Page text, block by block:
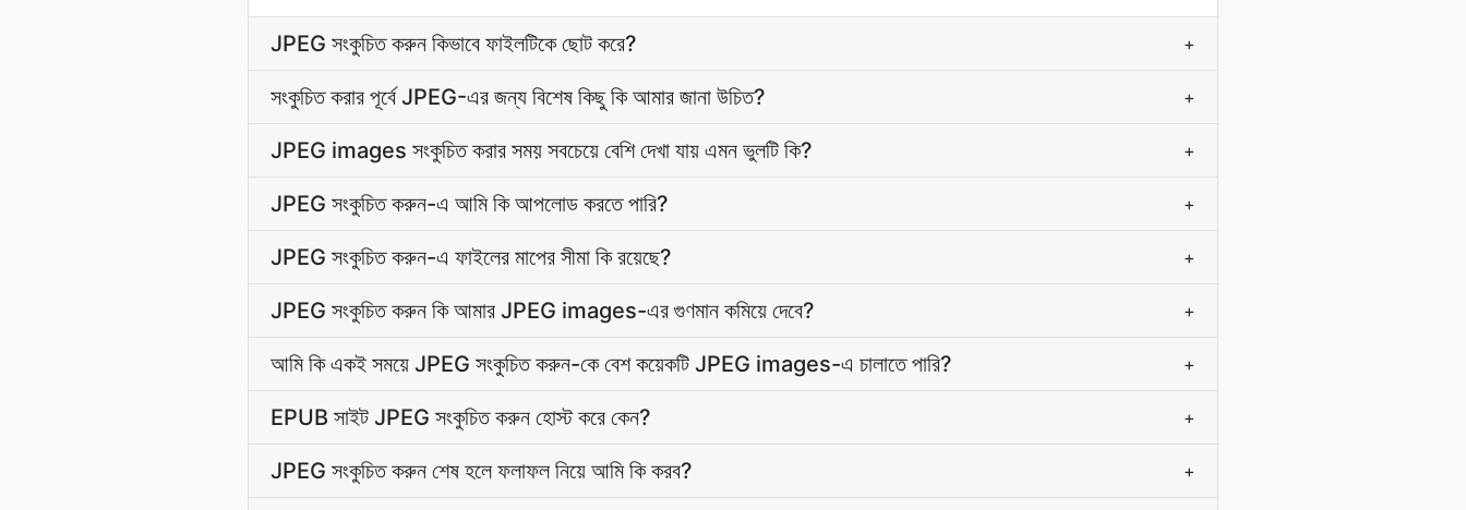
JPEG সংকুচিত করুন কিভাবে ফাইলটিকে ছোট করে? +
সংকুচিত করার পূর্বে JPEG-এর জন্য বিশেষ কিছু কি আমার জানা উচিত? +
JPEG images সংকুচিত করার সময় সবচেয়ে বেশি দেখা যায় এমন ভুলটি কি? +
JPEG সংকুচিত করুন-এ আমি কি আপলোড করতে পারি? +
JPEG সংকুচিত করুন-এ ফাইলের মাপের সীমা কি রয়েছে? +
JPEG সংকুচিত করুন কি আমার JPEG images-এর গুণমান কমিয়ে দেবে? +
আমি কি একই সময়ে JPEG সংকুচিত করুন-কে বেশ কয়েকটি JPEG images-এ চালাতে পারি? +
EPUB সাইট JPEG সংকুচিত করুন হোস্ট করে কেন? +
JPEG সংকুচিত করুন শেষ হলে ফলাফল নিয়ে আমি কি করব? +